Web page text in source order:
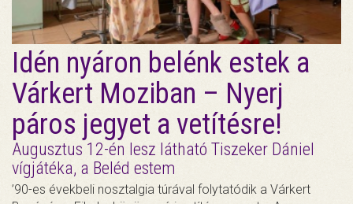
Idén nyáron belénk estek a
Várkert Moziban – Nyerj
páros jegyet a vetítésre!
Augusztus 12-én lesz látható Tiszeker Dániel
vígjátéka, a Beléd estem
’90-es évekbeli nosztalgia túrával folytatódik a Várkert